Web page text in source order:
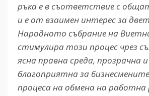
ръка е в съответствие с
и е от взаимен интерес за
Народното събрание на
стимулира този процес чрез
ясна правна среда, прозрачна и
благоприятна за
процеса на обмена на работна